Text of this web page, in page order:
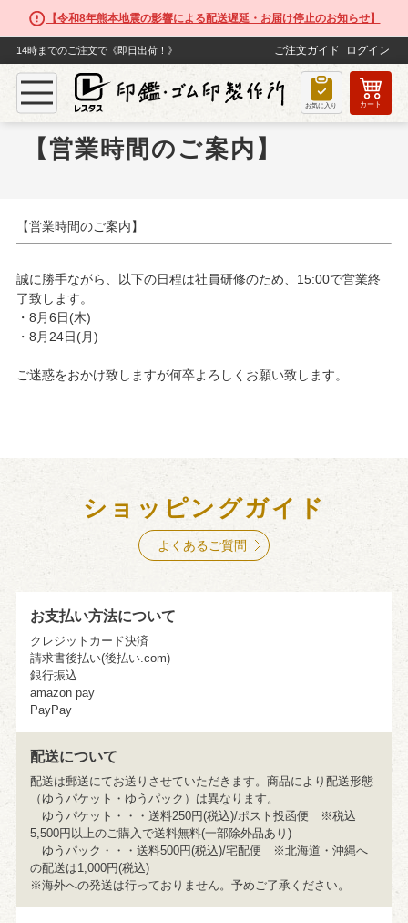
【令和8年熊本地震の影響による配送遅延・お届け停止のお知らせ】
14時までのご注文で《即日出荷！》 ご注文ガイド ログイン
お気に入り カート
【営業時間のご案内】
【営業時間のご案内】
誠に勝手ながら、以下の日程は社員研修のため、15:00で営業終
了致します。
・8月6日(木)
・8月24日(月)
ご迷惑をおかけ致しますが何卒よろしくお願い致します。
ショッピングガイド
よくあるご質問
お支払い方法について
クレジットカード決済
請求書後払い(後払い.com)
銀行振込
amazon pay
PayPay
配送について
配送は郵送にてお送りさせていただきます。商品により配送形態
（ゆうパケット・ゆうパック）は異なります。
ゆうパケット・・・送料250円(税込)/ポスト投函便 ※税込
5,500円以上のご購入で送料無料(一部除外品あり)
ゆうパック・・・送料500円(税込)/宅配便 ※北海道・沖縄へ
の配送は1,000円(税込)
※海外への発送は行っておりません。予めご了承ください。